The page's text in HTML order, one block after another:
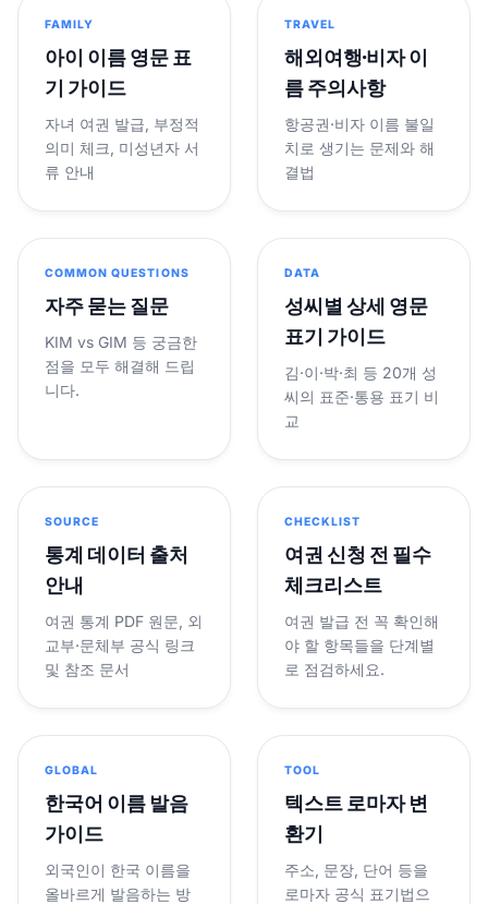
FAMILY
아이 이름 영문 표
기 가이드
자녀 여권 발급, 부정적
의미 체크, 미성년자 서
류 안내
TRAVEL
해외여행·비자 이
름 주의사항
항공권·비자 이름 불일
치로 생기는 문제와 해
결법
COMMON QUESTIONS
자주 묻는 질문
KIM vs GIM 등 궁금한
점을 모두 해결해 드립
니다.
DATA
성씨별 상세 영문
표기 가이드
김·이·박·최 등 20개 성
씨의 표준·통용 표기 비
교
SOURCE
통계 데이터 출처
안내
여권 통계 PDF 원문, 외
교부·문체부 공식 링크
및 참조 문서
CHECKLIST
여권 신청 전 필수
체크리스트
여권 발급 전 꼭 확인해
야 할 항목들을 단계별
로 점검하세요.
GLOBAL
한국어 이름 발음
가이드
외국인이 한국 이름을
올바르게 발음하는 방
TOOL
텍스트 로마자 변
환기
주소, 문장, 단어 등을
로마자 공식 표기법으